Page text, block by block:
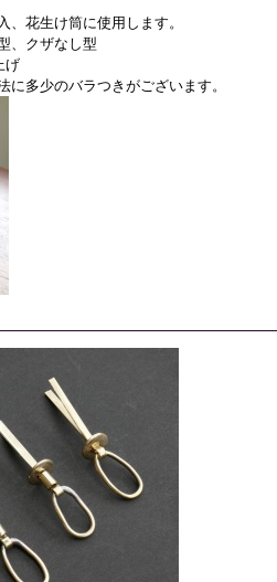
、花生け筒に使用します。
、クザなし型
げ
多少のバラつきがございます。